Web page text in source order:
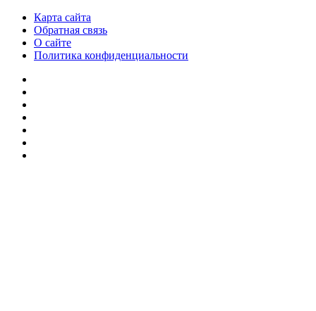
Карта сайта
Обратная связь
О сайте
Политика конфиденциальности